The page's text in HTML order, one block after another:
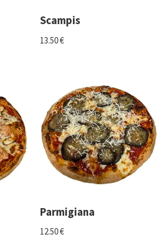
Scampis
13.50€
Parmigiana
12.50€